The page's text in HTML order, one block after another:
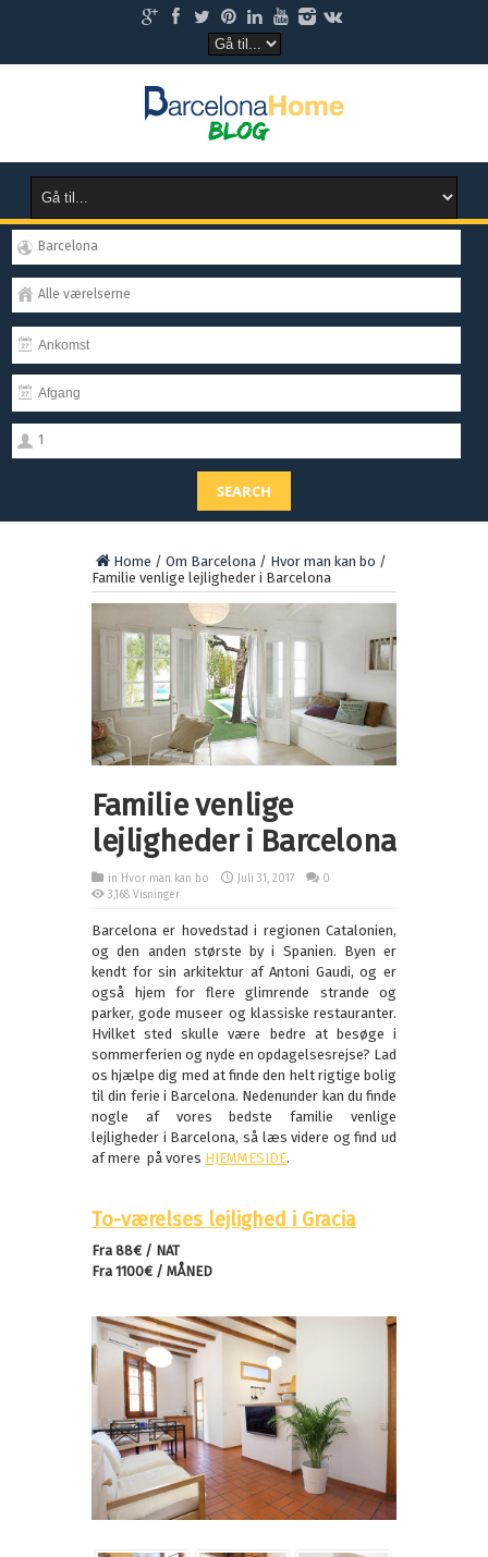
Barcelona
Alle værelserne
1
SEARCH
Home / Om Barcelona / Hvor man kan bo /
Familie venlige lejligheder i Barcelona
Familie venlige
lejligheder i Barcelona
in Hvor man kan bo Juli 31, 2017
0
3,168 Visninger
Barcelona er hovedstad i regionen Catalonien,
og den anden største by i Spanien. Byen er
kendt for sin arkitektur af Antoni Gaudi, og er
også hjem for flere glimrende strande og
parker, gode museer og klassiske restauranter.
Hvilket sted skulle være bedre at besøge i
sommerferien og nyde en opdagelsesrejse? Lad
os hjælpe dig med at finde den helt rigtige bolig
til din ferie i Barcelona. Nedenunder kan du finde
nogle af vores bedste familie venlige
lejligheder i Barcelona, så læs videre og find ud
af mere på vores HJEMMESIDE.
To-værelses lejlighed i Gracia
Fra 88€ / NAT
Fra 1100€ / MÅNED